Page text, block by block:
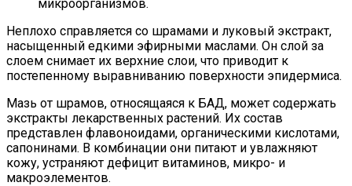
микроорганизмов.
Неплохо справляется со шрамами и луковый экстракт,
насыщенный едкими эфирными маслами. Он слой за
слоем снимает их верхние слои, что приводит к
постепенному выравниванию поверхности эпидермиса.
Мазь от шрамов, относящаяся к БАД, может содержать
экстракты лекарственных растений. Их состав
представлен флавоноидами, органическими кислотами,
сапонинами. В комбинации они питают и увлажняют
кожу, устраняют дефицит витаминов, микро- и
макроэлементов.